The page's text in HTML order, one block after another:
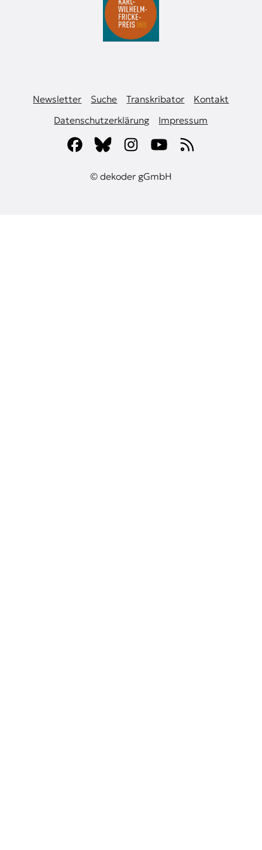
Newsletter Suche Transkribator
Kontakt
Datenschutzerklärung
Impressum
© dekoder gGmbH